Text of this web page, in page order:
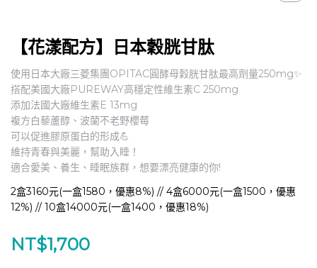
【花漾配方】日本穀胱甘肽
使用日本大廠三菱集團OPITAC圓酵母穀胱甘肽最高劑量250mg✨
搭配美國大廠PUREWAY高穩定性維生素C 250mg
添加法國大廠維生素E 13mg
複方白藜蘆醇、波蘭不老野櫻莓
可以促進膠原蛋白的形成💪
維持青春與美麗，幫助入睡！
適合愛美、養生、睡眠族群，想要漂亮健康的你!
2盒3160元(一盒1580，優惠8%) // 4盒6000元(一盒1500，優惠
12%) // 10盒14000元(一盒1400，優惠18%)
NT$1,700